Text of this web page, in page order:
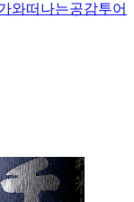
와떠나는공감투어